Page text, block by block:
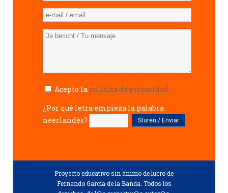
Acepto la política de privacidad
¿Por qué letra empieza la palabra
neerlandés?
Proyecto educativo sin ánimo de lucro de
Fernando García de la Banda. Todos los